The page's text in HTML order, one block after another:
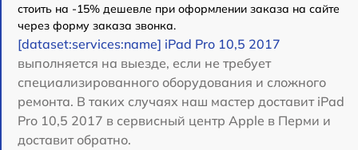
стоить на -15% дешевле при оформлении заказа на сайте
через форму заказа звонка.
[dataset:services:name] iPad Pro 10,5 2017
выполняется на выезде, если не требует
специализированного оборудования и сложного
ремонта. В таких случаях наш мастер доставит iPad
Pro 10,5 2017 в сервисный центр Apple в Перми и
доставит обратно.